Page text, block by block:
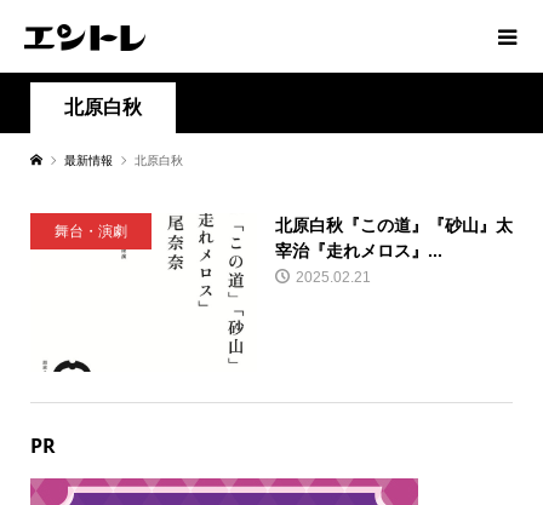
北原白秋
最新情報 北原白秋
舞台・演劇
北原白秋『この道』『砂山』太
宰治『走れメロス』...
2025.02.21
PR